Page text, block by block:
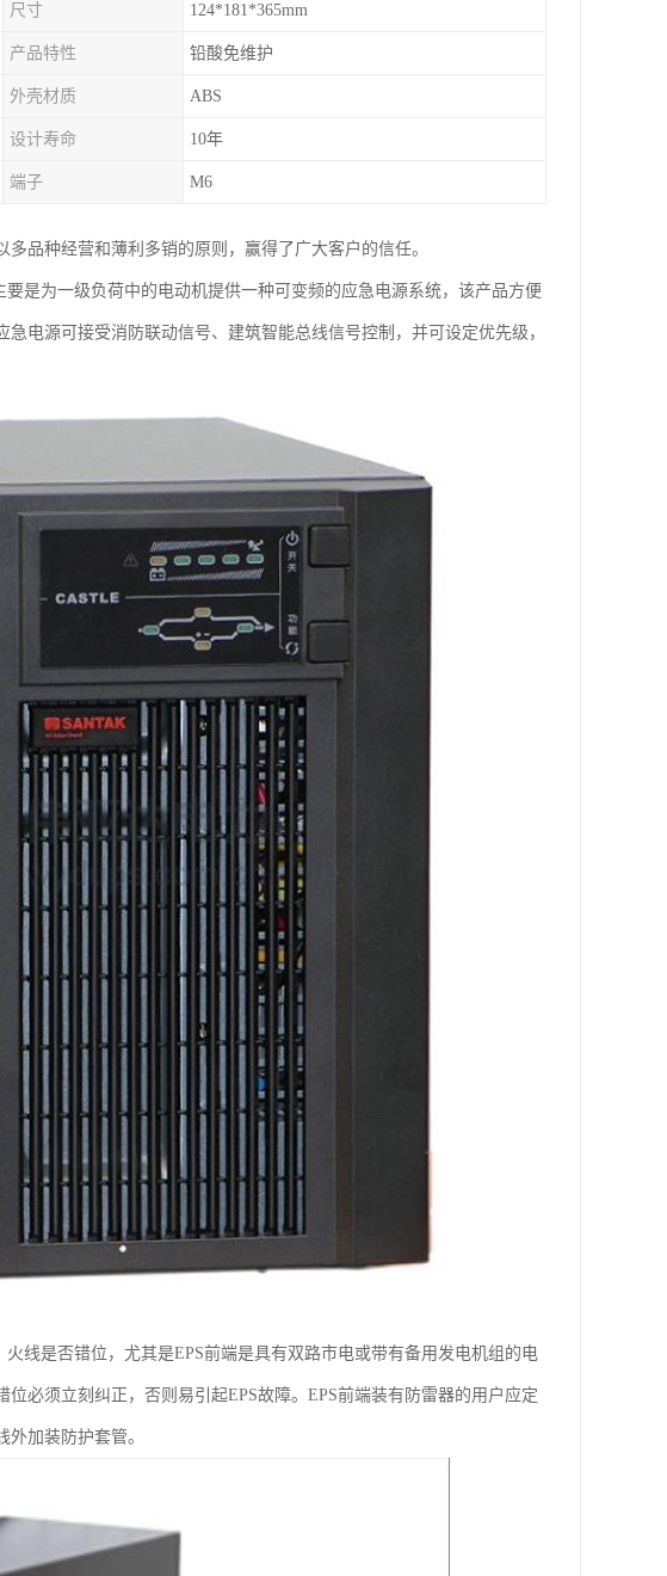
尺寸 124*181*365mm
产品特性 铅酸免维护
外壳材质 ABS
设计寿命 10年
端子 M6
品种经营和薄利多销的原则，赢得了广大客户的信任。
是为一级负荷中的电动机提供一种可变频的应急电源系统，该产品方便
电源可接受消防联动信号、建筑智能总线信号控制，并可设定优先级，
线是否错位，尤其是EPS前端是具有双路市电或带有备用发电机组的电
必须立刻纠正，否则易引起EPS故障。EPS前端装有防雷器的用户应定
加装防护套管。